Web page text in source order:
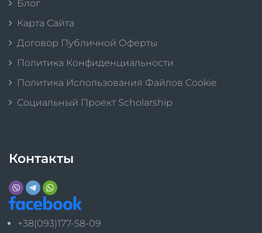
Блог
Карта Сайта
Договор Публичной Оферты
Политика Конфиденциальности
Политика Использования Файлов Cookie
Социальный Проект Scholarship
Контакты
+38(093)177-58-09